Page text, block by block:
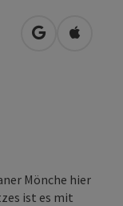
in Google
in
Mönche hier
ist es mit